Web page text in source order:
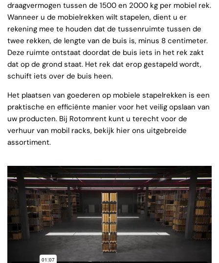
draagvermogen tussen de 1500 en 2000 kg per mobiel rek.
Wanneer u de mobielrekken wilt stapelen, dient u er
rekening mee te houden dat de tussenruimte tussen de
twee rekken, de lengte van de buis is, minus 8 centimeter.
Deze ruimte ontstaat doordat de buis iets in het rek zakt
dat op de grond staat. Het rek dat erop gestapeld wordt,
schuift iets over de buis heen.
Het plaatsen van goederen op mobiele stapelrekken is een
praktische en efficiënte manier voor het veilig opslaan van
uw producten. Bij Rotomrent kunt u terecht voor de
verhuur van mobil racks, bekijk hier ons uitgebreide
assortiment.